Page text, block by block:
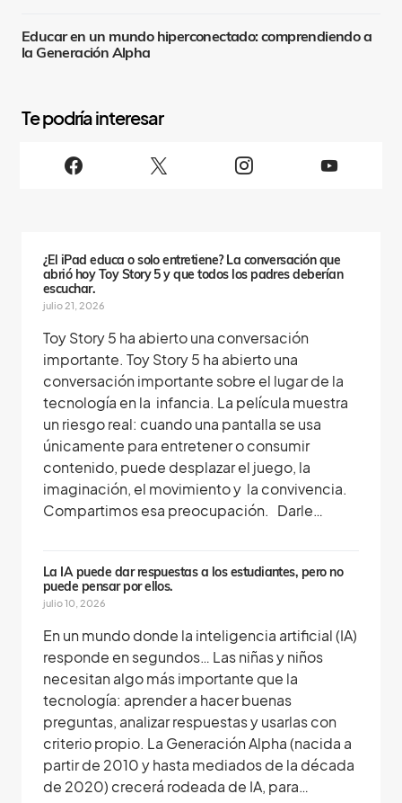
Educar en un mundo hiperconectado: comprendiendo a
la Generación Alpha
S
¿El iPad educa o solo entretiene? La conversación que
abrió hoy Toy Story 5 y que todos los padres deberían
escuchar.
julio 21, 2026
Toy Story 5 ha abierto una conversación
importante. Toy Story 5 ha abierto una
conversación importante sobre el lugar de la
tecnología en la infancia. La película muestra
un riesgo real: cuando una pantalla se usa
únicamente para entretener o consumir
contenido, puede desplazar el juego, la
imaginación, el movimiento y la convivencia.
Compartimos esa preocupación. Darle…
La IA puede dar respuestas a los estudiantes, pero no
puede pensar por ellos.
julio 10, 2026
En un mundo donde la inteligencia artificial (IA)
responde en segundos… Las niñas y niños
necesitan algo más importante que la
tecnología: aprender a hacer buenas
preguntas, analizar respuestas y usarlas con
criterio propio. La Generación Alpha (nacida a
partir de 2010 y hasta mediados de la década
de 2020) crecerá rodeada de IA, para…